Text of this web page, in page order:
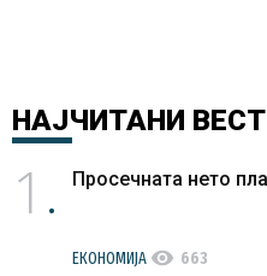
НАЈЧИТАНИ
1 Просечната нето
ЕКОНОМИЈА visibility 663